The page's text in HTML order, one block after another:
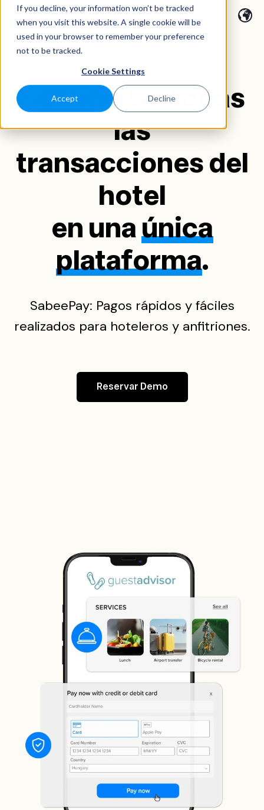
If you decline, your information won’t be tracked
when you visit this website. A single cookie will be
used in your browser to remember your preference
not to be tracked.
Cookie Settings
Accept Decline
Administra todas
las
transacciones del
hotel
en unaúnica
plataforma.
SabeePay: Pagos rápidos y fáciles
realizados para hoteleros y anfitriones.
Reservar Demo